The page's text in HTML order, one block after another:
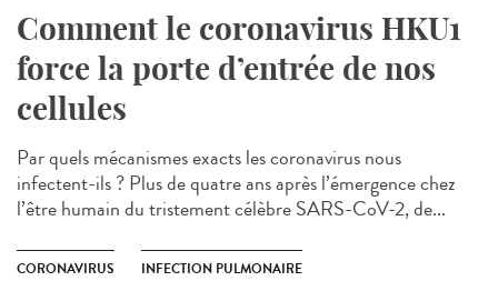
Comment le coronavirus HKU1
force la porte d’entrée de nos
cellules
Par quels mécanismes exacts les coronavirus nous
infectent-ils ? Plus de quatre ans après l’émergence chez
l’être humain du tristement célèbre SARS-CoV-2, de...
CORONAVIRUS INFECTION PULMONAIRE